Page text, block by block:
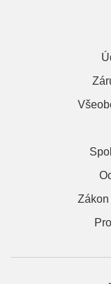
Zákon